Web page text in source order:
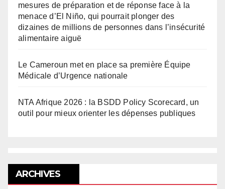
mesures de préparation et de réponse face à la
menace d’El Niño, qui pourrait plonger des
dizaines de millions de personnes dans l’insécurité
alimentaire aiguë
Le Cameroun met en place sa première Équipe
Médicale d’Urgence nationale
NTA Afrique 2026 : la BSDD Policy Scorecard, un
outil pour mieux orienter les dépenses publiques
ARCHIVES